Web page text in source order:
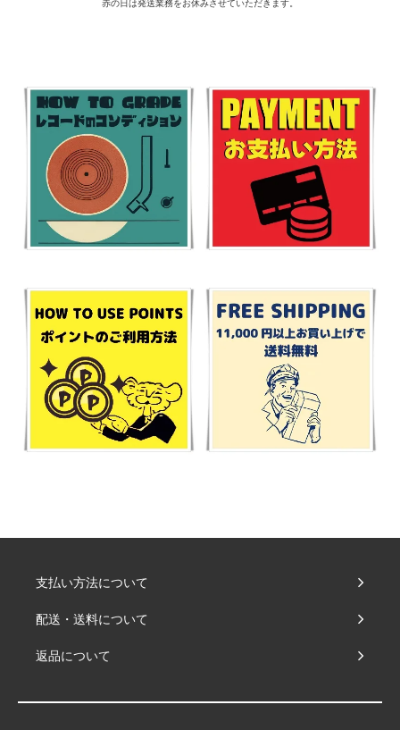
赤の日は発送業務をお休みさせていただきます。
支払い方法について
配送・送料について
返品について